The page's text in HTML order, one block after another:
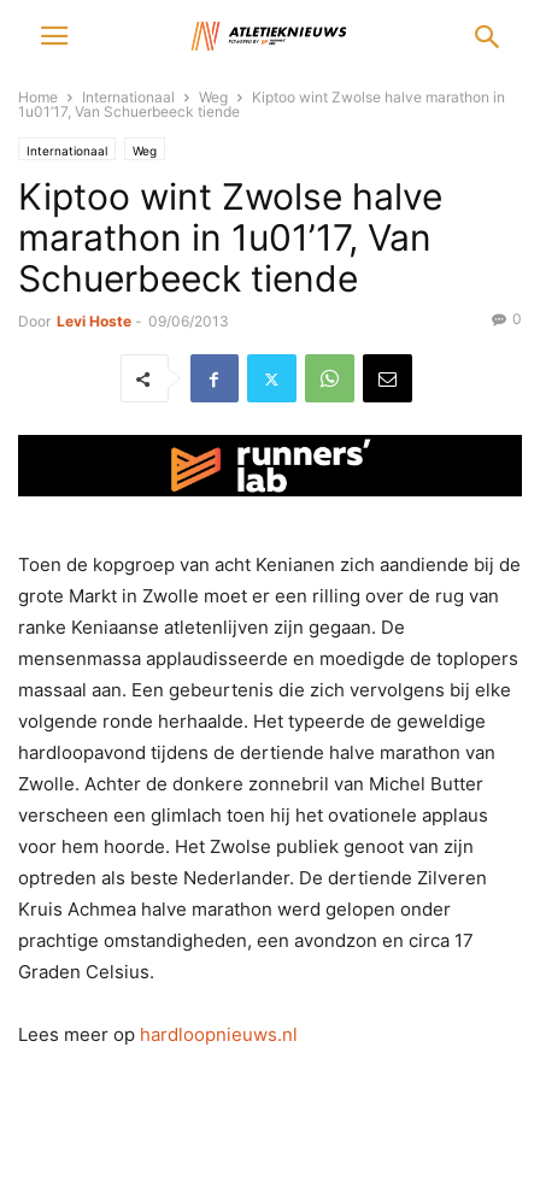
Home Internationaal Weg
Kiptoo wint Zwolse halve marathon in
1u01’17, Van Schuerbeeck tiende
Internationaal Weg
Kiptoo wint Zwolse halve
marathon in 1u01’17, Van
Schuerbeeck tiende
Door Levi Hoste - 09/06/2013 0
Toen de kopgroep van acht Kenianen zich aandiende bij de
grote Markt in Zwolle moet er een rilling over de rug van
ranke Keniaanse atletenlijven zijn gegaan. De
mensenmassa applaudisseerde en moedigde de toplopers
massaal aan. Een gebeurtenis die zich vervolgens bij elke
volgende ronde herhaalde. Het typeerde de geweldige
hardloopavond tijdens de dertiende halve marathon van
Zwolle. Achter de donkere zonnebril van Michel Butter
verscheen een glimlach toen hij het ovationele applaus
voor hem hoorde. Het Zwolse publiek genoot van zijn
optreden als beste Nederlander. De dertiende Zilveren
Kruis Achmea halve marathon werd gelopen onder
prachtige omstandigheden, een avondzon en circa 17
Graden Celsius.
Lees meer op hardloopnieuws.nl